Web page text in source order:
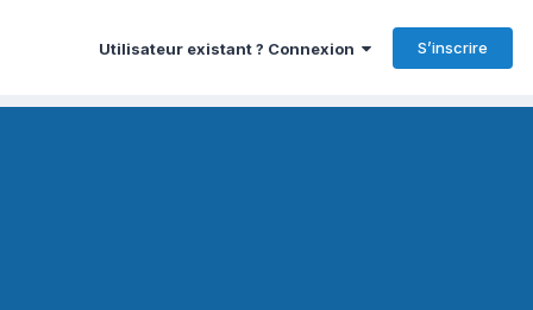
Utilisateur existant ? Connexion S’inscrire